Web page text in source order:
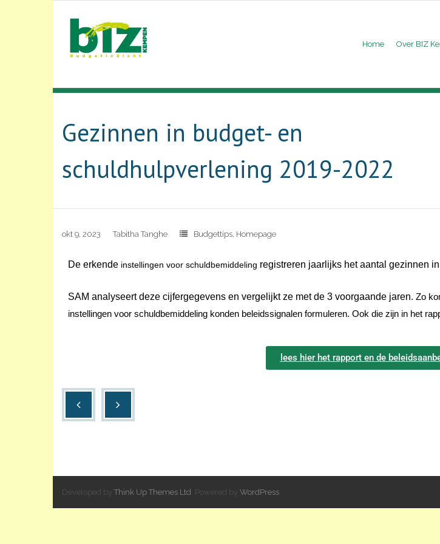
Home Over BIZ
Gezinnen in budget- en
schuldhulpverlening 2019-2022
okt 9, 2023 Tabitha Tanghe Budgettips, Homepage
De erkende instellingen voor schuldbemiddeling registreren jaarlijks het aantal gezinnen
SAM analyseert deze cijfergegevens en vergelijkt ze met de 3 voorgaande jaren. Zo
instellingen voor schuldbemiddeling konden beleidssignalen formuleren. Ook die zijn in het
lees hier het rapport en de
Developed by Think Up Themes Ltd . Powered by WordPress